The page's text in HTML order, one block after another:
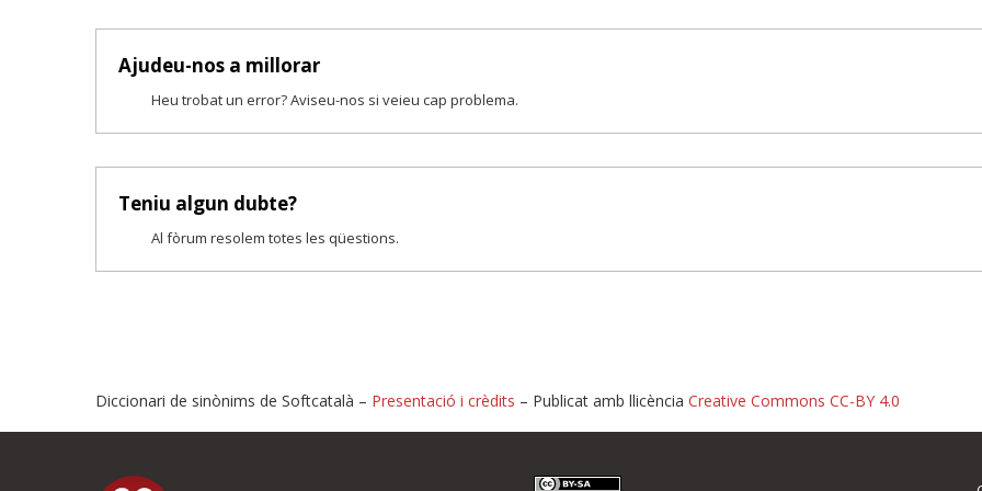
Ajudeu-nos a millorar
Heu trobat un error? Aviseu-nos si veieu cap problema.
Teniu algun dubte?
Al fòrum resolem totes les qüestions.
Diccionari de sinònims de Softcatalà – Presentació i crèdits – Publicat amb llicència Creative Commons CC-BY 4.0